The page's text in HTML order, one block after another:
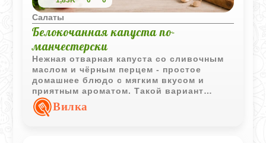
Салаты
Белокочанная капуста по-
манчестерски
Нежная отварная капуста со сливочным
маслом и чёрным перцем - простое
домашнее блюдо с мягким вкусом и
приятным ароматом. Такой вариант
хорошо подходит как самостоятельное
овощное блюдо или лёгкий гарнир.
Вилка